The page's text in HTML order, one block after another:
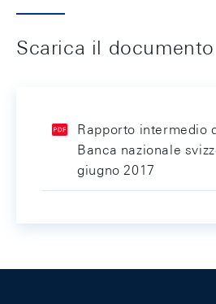
Scarica il documento
Rapporto intermedio
Banca nazionale
giugno 2017